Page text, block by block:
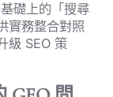
礎上的「搜尋
實務整合對照
級 SEO 策